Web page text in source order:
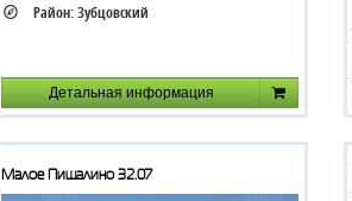
Район:Зубцовский
Детальная информация
Малое Пищалино 32.07